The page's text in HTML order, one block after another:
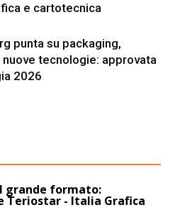
e cartotecnica
punta su packaging,
tecnologie: approvata
2026
grande formato:
Teriostar - Italia Grafica